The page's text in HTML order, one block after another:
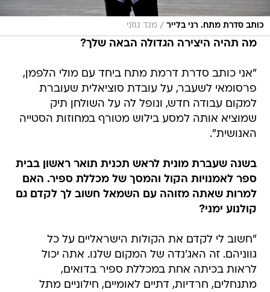
כותב סדרת מתח. רני בלייר / מגד גוזני
מה תהיה היצירה הגדולה הבאה שלך?
"אני כותב סדרת דרמת מתח ביחד עם מולי הלפמן,
פרסומאי לשעבר, על עובדת סוציאלית שעוברת
למקום עבודה חדש, ונופל לה על השולחן תיק
שמוציא אותה למסע בילוש מטורף במחוזות הסטייה
האנושית".
בשנה שעברת מונית לראש תכנית תואר ראשון בבית
ספר לאמנויות הקול והמסך של מכללת ספיר. האם
למרות שאתה מזוהה עם השמאל חשוב לך לקדם גם
קולנוע ימני?
"חשוב לי לקדם את הקולות הישראליים על כל
גווניהם. זה האג'נדה של המקום שלנו. אתה יכול
לראות בכיתה אחת במכללת ספיר בדואים,
מתנחלים, חרדיות, דתיים לאומיים, חילוניים מתל